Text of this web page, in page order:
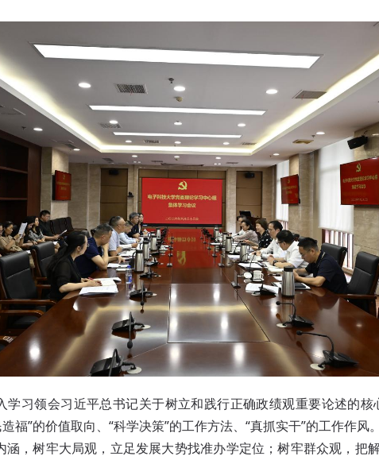
学习领会习近平总书记关于树立和践行正确政绩观重要论述的核
福”的价值取向、“科学决策”的工作方法、“真抓实干”的工作作
涵，树牢大局观，立足发展大势找准办学定位；树牢群众观，把